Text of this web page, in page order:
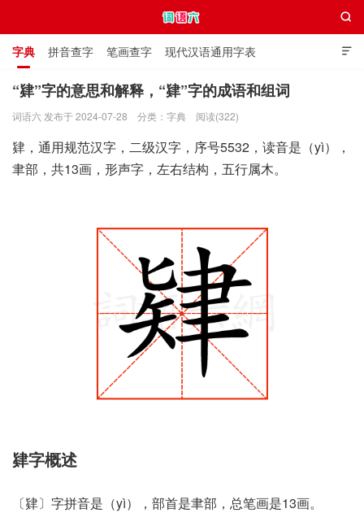

字典 拼音查字 笔画查字 现代汉语通用字表
通用规范汉字表 叠字大全 独体字大全 极简英语词典

“肄”字的意思和解释，“肄”字的成语和组词
词语六 发布于 2024-07-28 分类： 字典 阅读(322)
肄，通用规范汉字，二级汉字，序号5532，读音是（yì），
聿部，共13画，形声字，左右结构，五行属木。
肄字概述
〔肄〕字拼音是（yì），部首是聿部，总笔画是13画。